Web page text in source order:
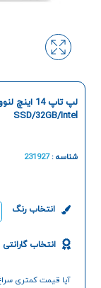
SSD/32GB/Intel
شناسه :231927
انتخاب رنگ
انتخاب گارانتی
آیا قیمت کمتری سراغ